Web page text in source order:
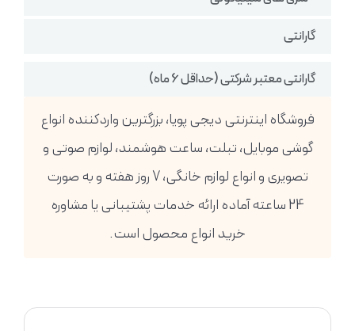
گارانتی
گارانتی معتبر شرکتی (حداقل 6 ماه)
فروشگاه اینترنتی دیجی پویا، بزرگترین واردکننده انواع
گوشی موبایل، تبلت، ساعت هوشمند، لوازم صوتی و
تصویری و انواع لوازم خانگی، 7 روز هفته و به صورت
24 ساعته آماده ارائه خدمات پشتیبانی یا مشاوره
خرید انواع محصول است.